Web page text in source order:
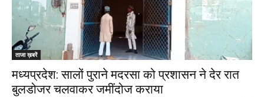
ताजा ख़बरें
मध्यप्रदेश: सालों पुराने मदरसा को प्रशासन ने देर रात
बुलडोजर चलवाकर जमींदोज कराया